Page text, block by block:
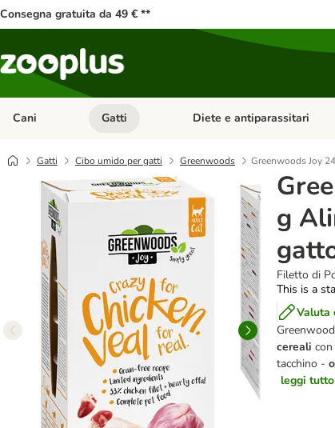
Consegna gratuita da 49 € **
Cani Apri Menu Categoria: Cani
Gatti Apri Menu Categoria: Gatti
Diete e antiparassitari
Gatti Cibo umido per gatti Greenwoods Greenwoods Joy
g
Filetto di
This is a
Valuta
cereali
tacchino -
leggi tutto